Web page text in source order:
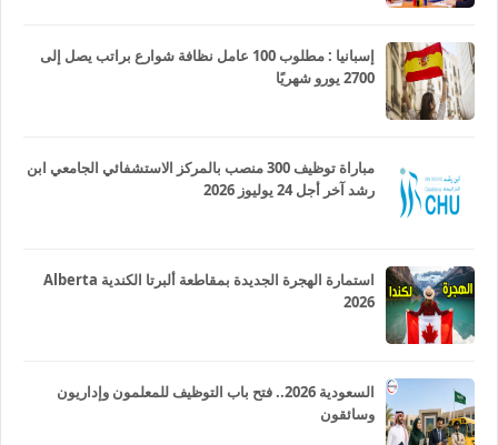
إسبانيا : مطلوب 100 عامل نظافة شوارع براتب يصل إلى
2700 يورو شهريًا
مباراة توظيف 300 منصب بالمركز الاستشفائي الجامعي ابن
رشد آخر أجل 24 يوليوز 2026
استمارة الهجرة الجديدة بمقاطعة ألبرتا الكندية Alberta
2026
السعودية 2026.. فتح باب التوظيف للمعلمون وإداريون
وسائقون